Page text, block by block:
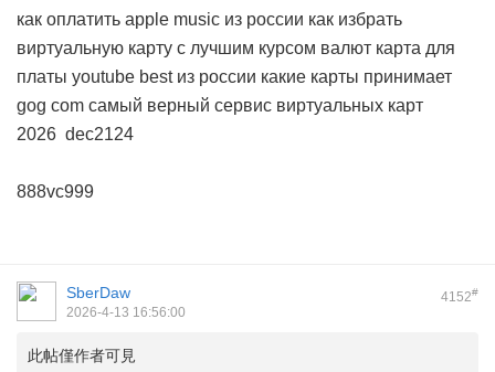
как оплатить apple music из россии как избрать
виртуальную карту с лучшим курсом валют карта для
платы youtube best из россии какие карты принимает
gog com самый верный сервис виртуальных карт
2026 dec2124
888vc999
4152#
SberDaw
2026-4-13 16:56:00
此帖僅作者可見